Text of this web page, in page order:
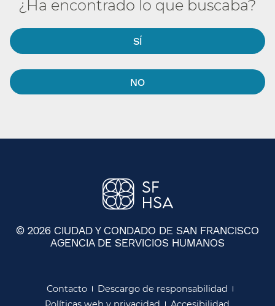
¿Ha encontrado lo que buscaba?​​
SÍ​​
NO​​
© 2026 CIUDAD Y CONDADO DE SAN FRANCISCO
AGENCIA DE SERVICIOS HUMANOS
Contacto​​
Descargo de responsabilidad​​